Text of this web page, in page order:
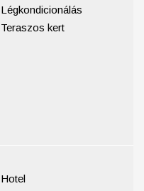
Légkondicionálás
Teraszos kert
Hotel